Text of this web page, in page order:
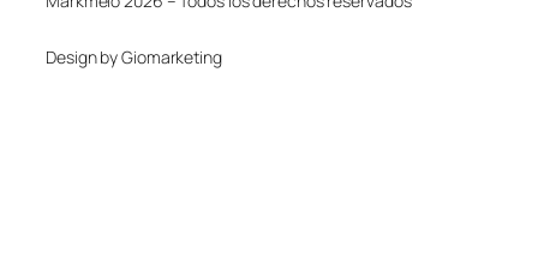
Design by Giomarketing